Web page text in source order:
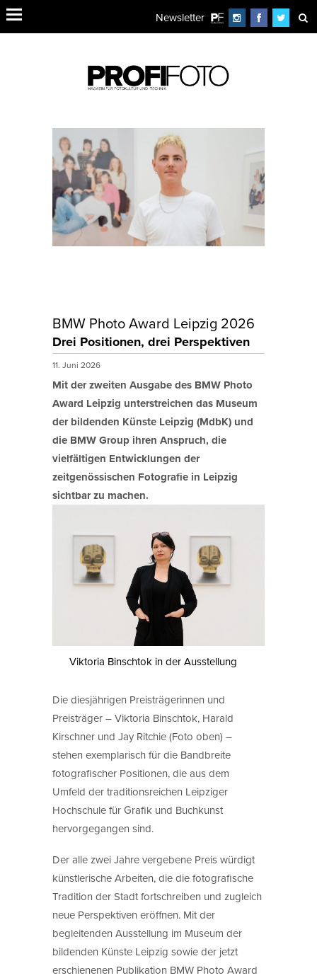
Newsletter
BMW Photo Award Leipzig 2026
Drei Positionen, drei Perspektiven
11. Juni 2026
Mit der zweiten Ausgabe des BMW Photo
Award Leipzig unterstreichen das Museum
der bildenden Künste Leipzig (MdbK) und
die BMW Group ihren Anspruch, die
vielfältigen Entwicklungen der
zeitgenössischen Fotografie in Leipzig
sichtbar zu machen.
Viktoria Binschtok in der Ausstellung
Die diesjährigen Preisträgerinnen und
Preisträger – Viktoria Binschtok, Harald
Kirschner und Jay Ritchie (Foto oben) –
stehen exemplarisch für die Bandbreite
fotografischer Positionen, die aus dem
Umfeld der traditionsreichen Leipziger
Hochschule für Grafik und Buchkunst
hervorgegangen sind.
Der alle zwei Jahre vergebene Preis würdigt
künstlerische Arbeiten, die die fotografische
Tradition der Stadt fortschreiben und zugleich
neue Perspektiven eröffnen. Mit der
begleitenden Ausstellung im Museum der
bildenden Künste Leipzig sowie der jetzt
erschienenen Publikation BMW Photo Award